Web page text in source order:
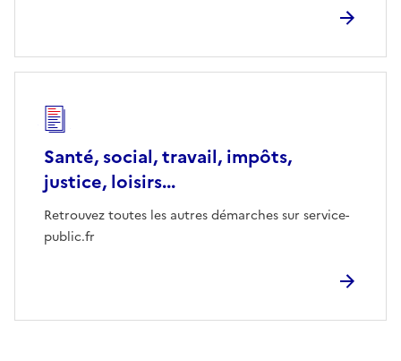
Santé, social, travail, impôts,
justice, loisirs...
Retrouvez toutes les autres démarches sur service-
public.fr